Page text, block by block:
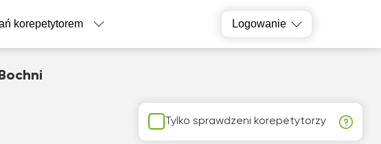
korepetytorem Logowanie
Tylko sprawdzeni korepetytorzy